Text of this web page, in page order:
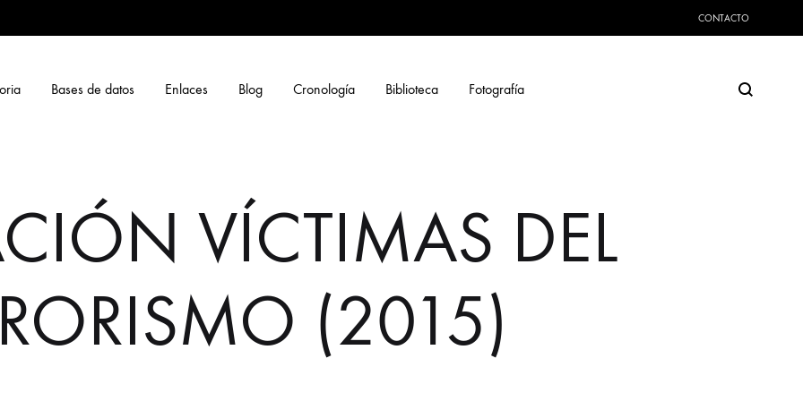
CONTACTO
Bases de datos Enlaces Blog Cronología Biblioteca Fotografía Search
VÍCTIMAS DEL
(2015)